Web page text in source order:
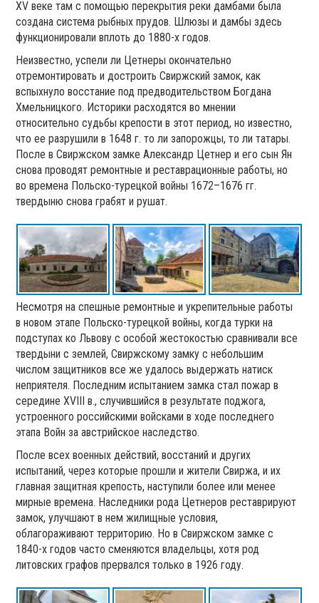
XV веке там с помощью перекрытия реки дамбами была
создана система рыбных прудов. Шлюзы и дамбы здесь
функционировали вплоть до 1880-х годов.
Неизвестно, успели ли Цетнеры окончательно
отремонтировать и достроить Свиржский замок, как
вспыхнуло восстание под предводительством Богдана
Хмельницкого. Историки расходятся во мнении
относительно судьбы крепости в этот период, но известно,
что ее разрушили в 1648 г. то ли запорожцы, то ли татары.
После в Свиржском замке Александр Цетнер и его сын Ян
снова проводят ремонтные и реставрационные работы, но
во времена Польско-турецкой войны 1672–1676 гг.
твердыню снова грабят и рушат.
Несмотря на спешные ремонтные и укрепительные работы
в новом этапе Польско-турецкой войны, когда турки на
подступах ко Львову с особой жестокостью сравнивали все
твердыни с землей, Свиржскому замку с небольшим
числом защитников все же удалось выдержать натиск
неприятеля. Последним испытанием замка стал пожар в
середине XVIII в., случившийся в результате поджога,
устроенного российскими войсками в ходе последнего
этапа Войн за австрийское наследство.
После всех военных действий, восстаний и других
испытаний, через которые прошли и жители Свиржа, и их
главная защитная крепость, наступили более или менее
мирные времена. Наследники рода Цетнеров реставрируют
замок, улучшают в нем жилищные условия,
облагораживают территорию. Но в Свиржском замке с
1840-х годов часто сменяются владельцы, хотя род
литовских графов прервался только в 1926 году.